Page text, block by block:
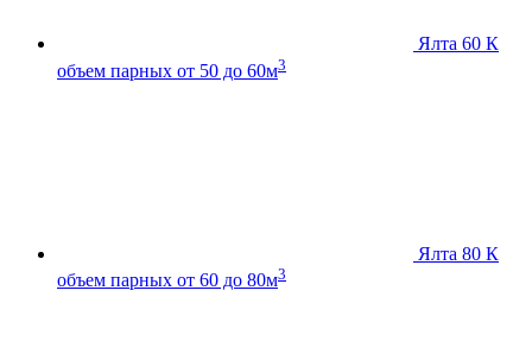
Ялта 60 К
объем парных от 50 до 60м3
Ялта 80 К
объем парных от 60 до 80м3